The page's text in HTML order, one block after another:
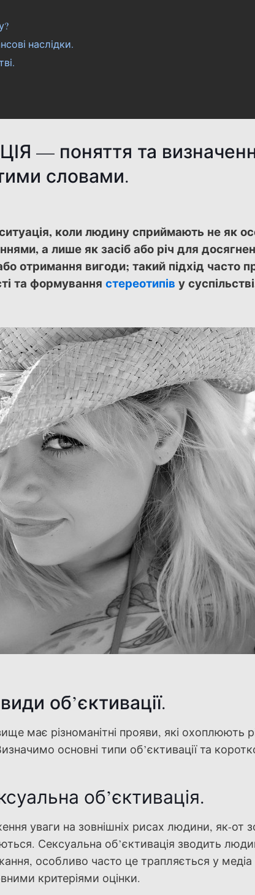
наслідки.
— поняття та
словами.
коли людину сприймають не як
а лише як засіб або річ для
отримання вигоди; такий підхід часто
та формування стереотипів у
об’єктивації.
має різноманітні прояви, які охоплюють
основні типи об’єктивації та
об’єктивація.
уваги на зовнішніх рисах людини, як-от
Сексуальна об’єктивація зводить
особливо часто це трапляється у медіа
критеріями оцінки.